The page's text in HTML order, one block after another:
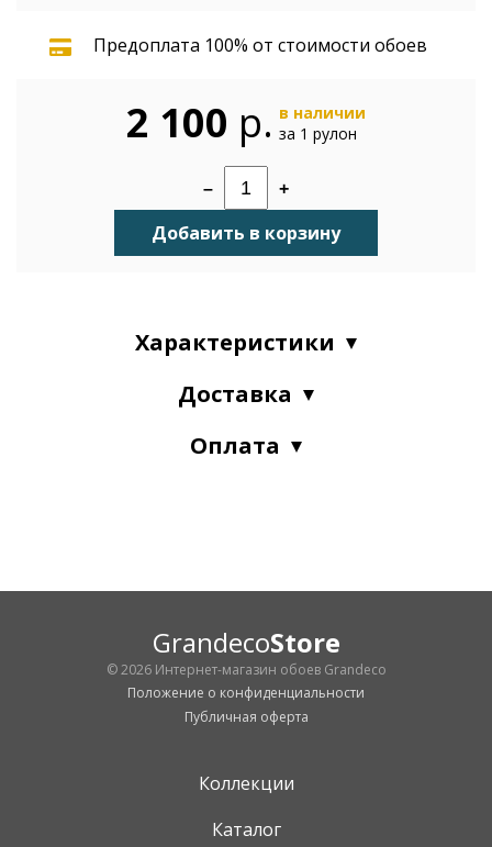
Предоплата 100% от стоимости обоев
2 100 р. в наличии
за 1 рулон
– +
Добавить в корзину
Характеристики
Доставка
Оплата
GrandecoStore
© 2026 Интернет-магазин обоев Grandeco
Положение о конфиденциальности
Публичная оферта
Коллекции
Каталог